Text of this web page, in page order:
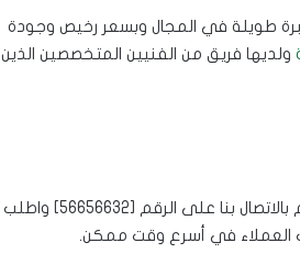
طويلة في المجال وبسعر رخيص وجودة
ولديها فريق من الفنيين المتخصصين الذين
في أي وقت ومن أي منطقة من مناطق الكويت، قم بالاتصال بنا على الرقم [56656632] واطلب